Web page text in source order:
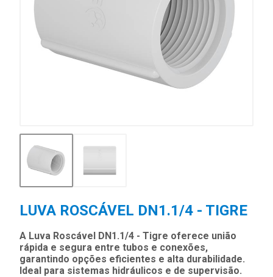
LUVA ROSCÁVEL DN1.1/4 - TIGRE
A Luva Roscável DN1.1/4 - Tigre oferece união
rápida e segura entre tubos e conexões,
garantindo opções eficientes e alta durabilidade.
Ideal para sistemas hidráulicos e de supervisão.